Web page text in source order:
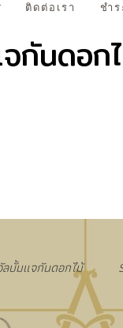
ติดต่อเรา ชำ
กันดอก
ลบั้มแจกันดอกไม้